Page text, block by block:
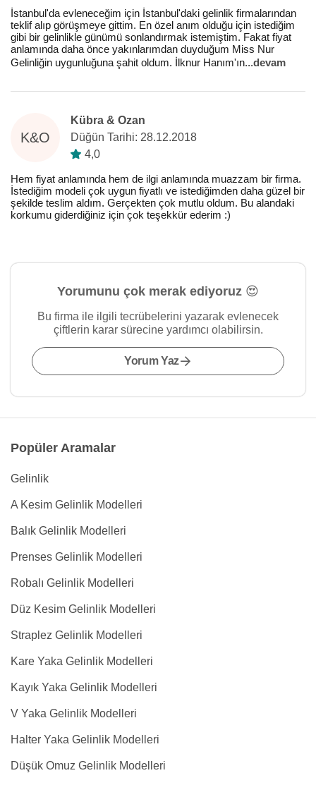
İstanbul'da evleneceğim için İstanbul'daki gelinlik firmalarından
teklif alıp görüşmeye gittim. En özel anım olduğu için istediğim
gibi bir gelinlikle günümü sonlandırmak istemiştim. Fakat fiyat
anlamında daha önce yakınlarımdan duyduğum Miss Nur
Gelinliğin uygunluğuna şahit oldum. İlknur Hanım'ın...devam
K&O
Kübra & Ozan
Düğün Tarihi: 28.12.2018
4,0
Hem fiyat anlamında hem de ilgi anlamında muazzam bir firma.
İstediğim modeli çok uygun fiyatlı ve istediğimden daha güzel bir
şekilde teslim aldım. Gerçekten çok mutlu oldum. Bu alandaki
korkumu giderdiğiniz için çok teşekkür ederim :)
Yorumunu çok merak ediyoruz 😍
Bu firma ile ilgili tecrübelerini yazarak evlenecek
çiftlerin karar sürecine yardımcı olabilirsin.
Yorum Yaz
Popüler Aramalar
Gelinlik
A Kesim Gelinlik Modelleri
Balık Gelinlik Modelleri
Prenses Gelinlik Modelleri
Robalı Gelinlik Modelleri
Düz Kesim Gelinlik Modelleri
Straplez Gelinlik Modelleri
Kare Yaka Gelinlik Modelleri
Kayık Yaka Gelinlik Modelleri
V Yaka Gelinlik Modelleri
Halter Yaka Gelinlik Modelleri
Düşük Omuz Gelinlik Modelleri